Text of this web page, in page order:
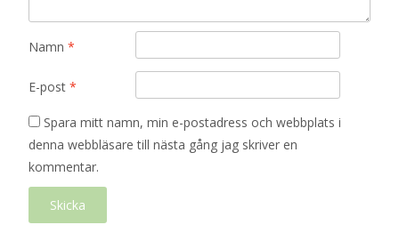
Namn *
E-post *
Spara mitt namn, min e-postadress och webbplats i
denna webbläsare till nästa gång jag skriver en
kommentar.